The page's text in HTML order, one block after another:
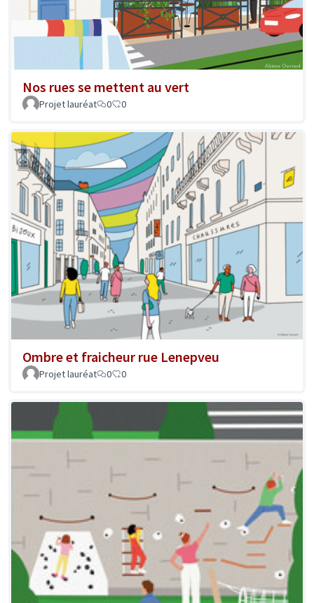
Nos rues se mettent au vert
Projet lauréat 0 0
Ombre et fraicheur rue Lenepveu
Projet lauréat 0 0